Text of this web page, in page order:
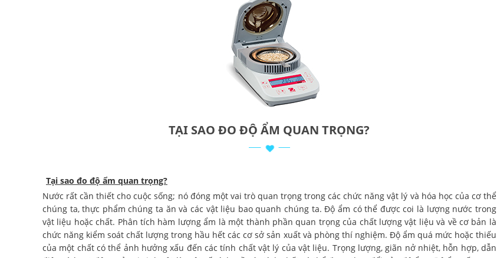
TẠI SAO ĐO ĐỘ ẨM QUAN TRỌNG?
Tại sao đo độ ẩm quan trọng?
Nước rất cần thiết cho cuộc sống; nó đóng một vai trò quan trọng trong các chức năng vật lý và hóa học của cơ thể
chúng ta, thực phẩm chúng ta ăn và các vật liệu bao quanh chúng ta. Độ ẩm có thể được coi là lượng nước trong
vật liệu hoặc chất. Phân tích hàm lượng ẩm là một thành phần quan trọng của chất lượng vật liệu và về cơ bản là
chức năng kiểm soát chất lượng trong hầu hết các cơ sở sản xuất và phòng thí nghiệm. Độ ẩm quá mức hoặc thiếu
của một chất có thể ảnh hưởng xấu đến các tính chất vật lý của vật liệu. Trọng lượng, giãn nở nhiệt, hỗn hợp, dẫn